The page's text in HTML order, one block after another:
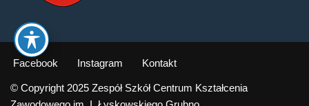
Facebook Instagram Kontakt
© Copyright 2025 Zespół Szkół Centrum Kształcenia